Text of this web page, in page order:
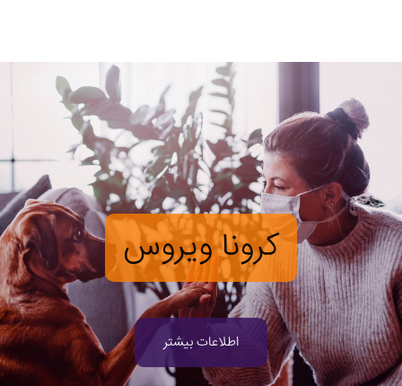
کرونا ویروس
اطلاعات بیشتر